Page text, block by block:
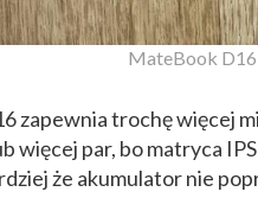
MateBook
zapewnia trochę więcej
więcej par, bo matryca
że akumulator nie